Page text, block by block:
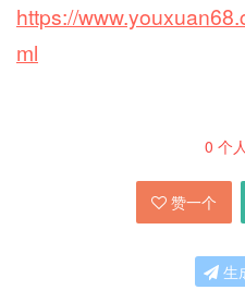
https://
ml
0 个人
赞一个
生